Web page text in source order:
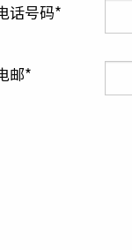
话号码
邮